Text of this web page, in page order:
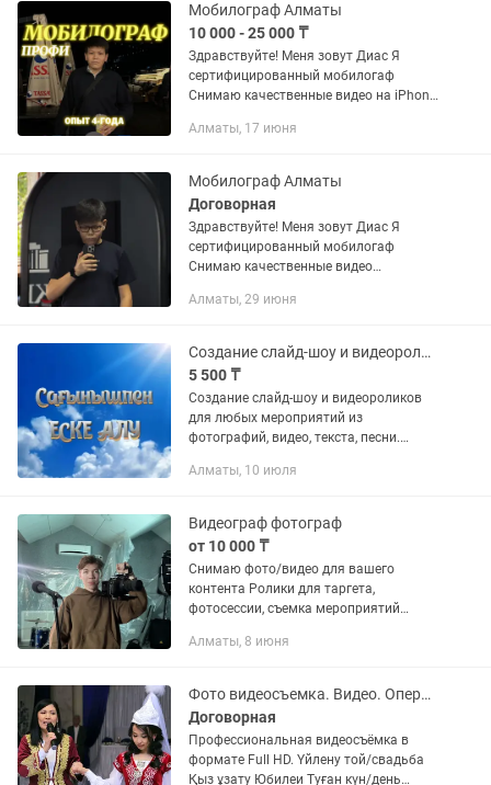
Мобилограф Алматы
10 000 - 25 000 ₸
Здравствуйте! Меня зовут Диас Я
сертифицированный мобилогаф
Снимаю качественные видео на iPhone
монтаж видио для бизнеса и для
Алматы, 17 июня
Мобилограф Алматы
Договорная
Здравствуйте! Меня зовут Диас Я
сертифицированный мобилогаф
Снимаю качественные видео
видио для бизнеса и для социальных
Алматы, 29 июня
Создание слайд-шоу и видеороликов. Еске алу
5 500 ₸
Создание слайд-шоу и видеороликов
для любых мероприятий из
фотографий, видео, текста, песни.
рождения/Туған күн Юбилей/Мерей той
Алматы, 10 июля
Видеограф фотограф
от 10 000 ₸
Снимаю фото/видео для вашего
контента Ролики для таргета,
фотосессии, съемка мероприятий
Мерей той (юбилей) • Туган кун (день
Алматы, 8 июня
Фото видеосъемка. Видео. Оператор
Договорная
Профессиональная видеосъёмка в
формате Full HD. Үйлену той/свадьба
Қыз ұзату Юбилеи Туған күн/день